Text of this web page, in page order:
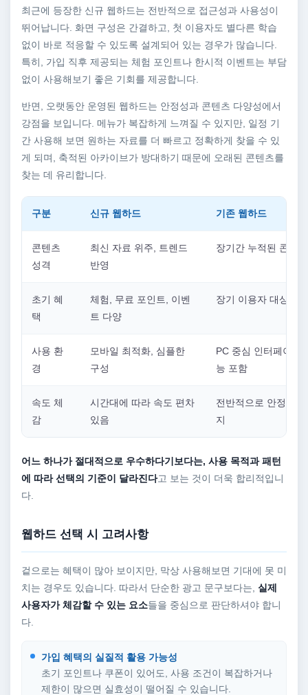
최근에 등장한 신규 웹하드는 전반적으로 접근성과 사용성이
뛰어납니다. 화면 구성은 간결하고, 첫 이용자도 별다른 학습
없이 바로 적응할 수 있도록 설계되어 있는 경우가 많습니다.
특히, 가입 직후 제공되는 체험 포인트나 한시적 이벤트는 부담
없이 사용해보기 좋은 기회를 제공합니다.
반면, 오랫동안 운영된 웹하드는 안정성과 콘텐츠 다양성에서
강점을 보입니다. 메뉴가 복잡하게 느껴질 수 있지만, 일정 기
간 사용해 보면 원하는 자료를 더 빠르고 정확하게 찾을 수 있
게 되며, 축적된 아카이브가 방대하기 때문에 오래된 콘텐츠를
찾는 데 유리합니다.
구분 신규 웹하드 기존 웹하드
콘텐츠
성격
최신 자료 위주, 트렌드
반영
장기간 누적된 콘텐
초기 혜
택
체험, 무료 포인트, 이벤
트 다양
장기 이용자 대상 혜
사용 환
경
모바일 최적화, 심플한
구성
PC 중심 인터페이스,
능 포함
속도 체
감
시간대에 따라 속도 편차
있음
전반적으로 안정적인
지
어느 하나가 절대적으로 우수하다기보다는, 사용 목적과 패턴
에 따라 선택의 기준이 달라진다고 보는 것이 더욱 합리적입니
다.
웹하드 선택 시 고려사항
겉으로는 혜택이 많아 보이지만, 막상 사용해보면 기대에 못 미
치는 경우도 있습니다. 따라서 단순한 광고 문구보다는, 실제
사용자가 체감할 수 있는 요소들을 중심으로 판단하셔야 합니
다.
가입 혜택의 실질적 활용 가능성
초기 포인트나 쿠폰이 있어도, 사용 조건이 복잡하거나
제한이 많으면 실효성이 떨어질 수 있습니다.